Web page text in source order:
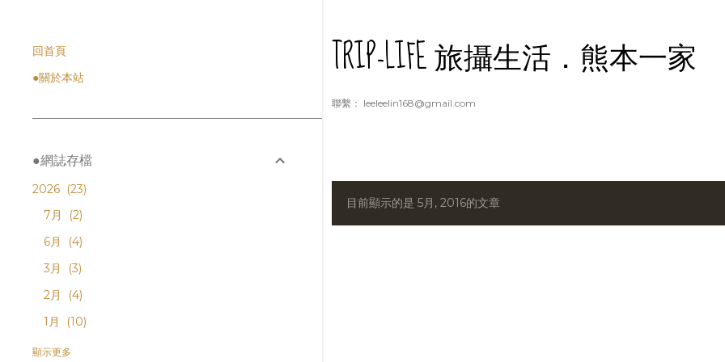
TRIP-LIFE 旅攝生活．熊本一家
聯繫： leeleelin168@gmail.com
發目前顯示的是 5月, 2016的文章
回首頁
●關於本站
●網誌存檔
2026
23
7月
2
6月
4
3月
3
2月
4
1月
10
2025 159
顯示更多